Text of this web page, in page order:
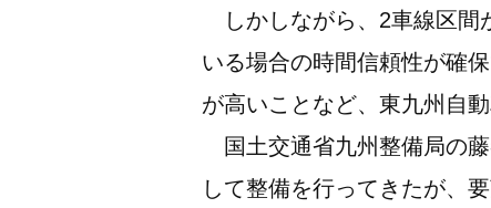
しかしながら、2車線区間
いる場合の時間信頼性が確
が高いことなど、東九州自
国土交通省九州整備局の
して整備を行ってきたが、